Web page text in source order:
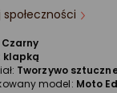
Czarny
klapką
Tworzywo
model: Moto